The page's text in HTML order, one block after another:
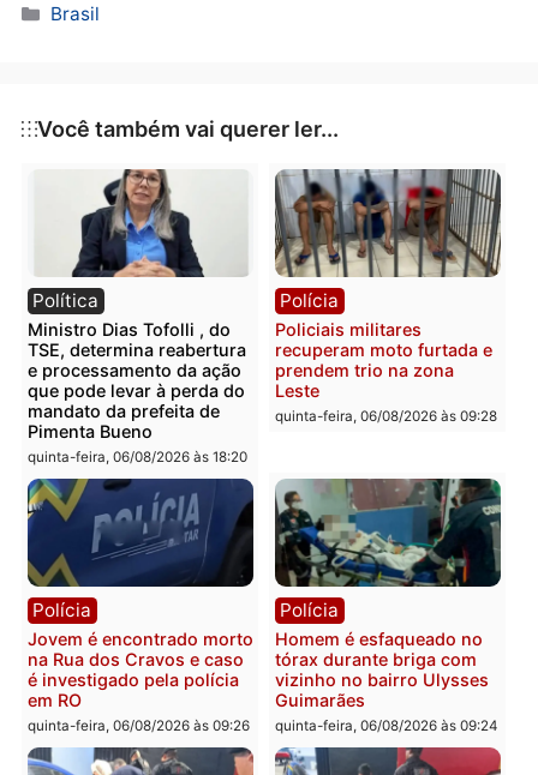
Publicidade
Categorias
Brasil
Você também vai querer ler...
Política
Ministro Dias Tofolli , do
TSE, determina reabertura
e processamento da ação
que pode levar à perda do
mandato da prefeita de
Pimenta Bueno
Polícia
Policiais militares
recuperam moto furtada
prendem trio na zona
Leste